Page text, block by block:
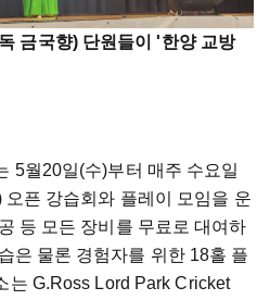
금국향) 단원들이 '한양 교방
5월20일(수)부터 매주 수요일
오픈 강습회와 플레이 모임을 운
공 등 모든 장비를 무료로 대여하
은 물론 경험자를 위한18홀 플
는 G.Ross Lord Park Cricket